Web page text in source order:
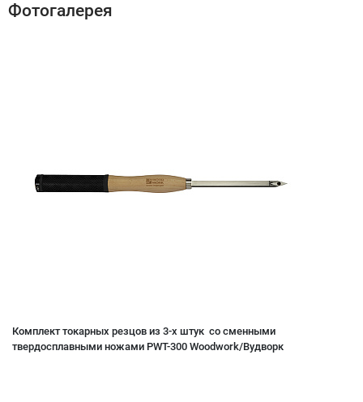
Фотогалерея
Комплект токарных резцов из 3-х штук со сменными
твердосплавными ножами PWT-300 Woodwork/Вудворк